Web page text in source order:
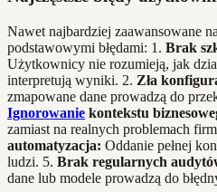
Nawet najbardziej zaawansowane
podstawowymi błędami: 1. Brak
Użytkownicy nie rozumieją, jak
interpretują wyniki. 2. Zła
zmapowane dane prowadzą do
Ignorowanie kontekstu
zamiast na realnych problemach
automatyzacja: Oddanie pełnej
ludzi. 5. Brak regularnych
dane lub modele prowadzą do